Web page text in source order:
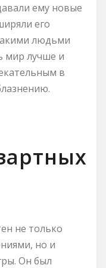
ему новые
его
людьми
мир лучше и
в
не только
но и
Он был